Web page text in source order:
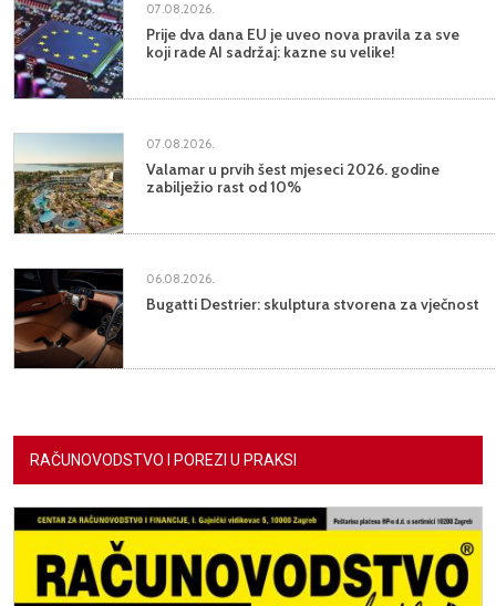
07.08.2026.
Prije dva dana EU je uveo nova pravila za sve
koji rade AI sadržaj: kazne su velike!
07.08.2026.
Valamar u prvih šest mjeseci 2026. godine
zabilježio rast od 10%
06.08.2026.
Bugatti Destrier: skulptura stvorena za vječnost
RAČUNOVODSTVO I POREZI U PRAKSI